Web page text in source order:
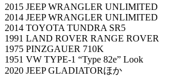
2015 JEEP WRANGLER UNLIMITED
2014 JEEP WRANGLER UNLIMITED
2014 TOYOTA TUNDRA SR5
1991 LAND ROVER RANGE ROVER
1975 PINZGAUER 710K
1951 VW TYPE-1 “Type 82e” Look
2020 JEEP GLADIATORほか